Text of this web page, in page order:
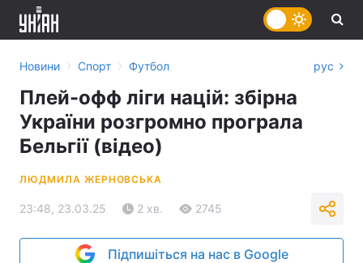
Новини › Спорт › Футбол рус
Плей-офф ліги націй: збірна
України розгромно програла
Бельгії (відео)
ЛЮДМИЛА ЖЕРНОВСЬКА
23:48, 23.03.25 2 хв. 2745
Підпишіться на нас в Google